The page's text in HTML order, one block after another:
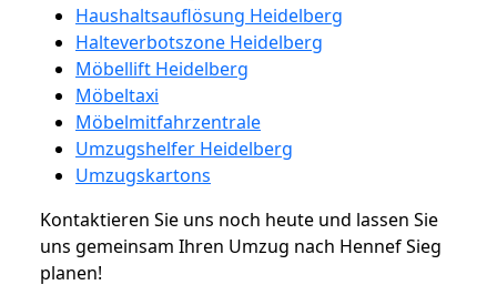
Haushaltsauflösung Heidelberg
Halteverbotszone Heidelberg
Möbellift Heidelberg
Möbeltaxi
Möbelmitfahrzentrale
Umzugshelfer Heidelberg
Umzugskartons
Kontaktieren Sie uns noch heute und lassen Sie
uns gemeinsam Ihren Umzug nach Hennef Sieg
planen!